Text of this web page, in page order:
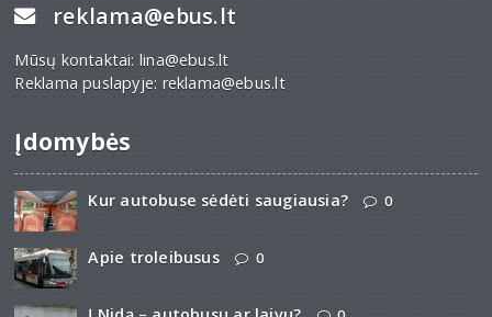
reklama@ebus.lt
Mūsų kontaktai: lina@ebus.lt
Reklama puslapyje: reklama@ebus.lt
Įdomybės
Kur autobuse sėdėti saugiausia? 0
Apie troleibusus 0